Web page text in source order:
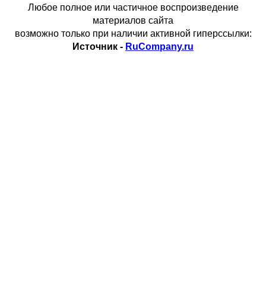
Любое полное или частичное воспроизведение
материалов сайта
возможно только при наличии активной гиперссылки:
Источник - RuCompany.ru